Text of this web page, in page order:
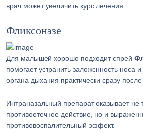
врач может увеличить курс лечения.
Фликсоназе
Для малышей хорошо подходит спрей
помогает устранить заложенность носа
органа дыхания практически сразу
Интраназальный препарат оказывает не
противоотечное действие, но и
противовоспалительный эффект.